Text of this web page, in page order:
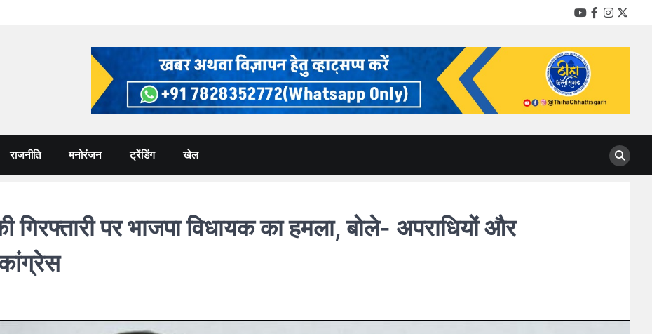
YouTube
Facebook
राजनीति मनोरंजन ट्रेंडिंग खेल
पर भाजपा विधायक का हमला, बोले- अपराधियों और
कांग्रेस